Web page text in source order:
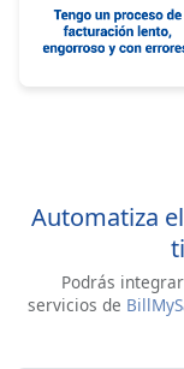
Automatiza
Podrás
servicios de